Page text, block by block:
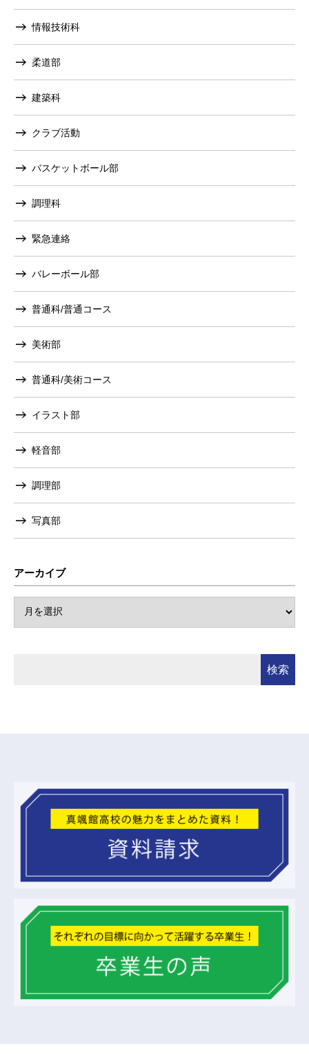
情報技術科
柔道部
建築科
クラブ活動
バスケットボール部
調理科
緊急連絡
バレーボール部
普通科/普通コース
美術部
普通科/美術コース
イラスト部
軽音部
調理部
写真部
アーカイブ